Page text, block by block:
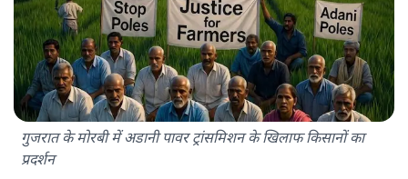
गुजरात के मोरबी में अडानी पावर ट्रांसमिशन के खिलाफ किसानों का
प्रदर्शन